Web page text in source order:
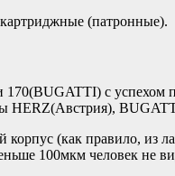
(патронные).
с успехом
HERZ(Австрия),
корпус (как правило,
100мкм человек не